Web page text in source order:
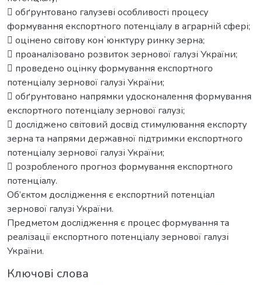
 обґрунтовано галузеві особливості процесу
формування експортного потенціалу в аграрній сфері;
 оцінено світову конʼюнктуру ринку зерна;
 проаналізовано розвиток зернової галузі України;
 проведено оцінку формування експортного
потенціалу зернової галузі України;
 обґрунтовано напрямки удосконалення формування
експортного потенціалу зернової галузі;
 досліджено світовий досвід стимулювання експорту
зерна та напрями державної підтримки експортного
потенціалу зернової галузі України;
 розробленого прогноз формування експортного
потенціалу.
Об’єктом дослідження є експортний потенціал
зернової галузі України.
Предметом дослідження є процес формування та
реалізації експортного потенціалу зернової галузі
України.
Ключові слова